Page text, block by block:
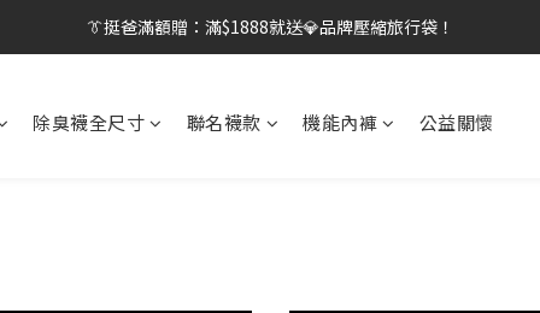
👔挺爸行動：全館襪款【最低$149起】✨立即下單！
👔挺爸滿額贈：滿$1888就送💎品牌壓縮旅行袋！
👔挺爸行動：全館襪款【最低$149起】✨立即下單！
除臭襪全尺寸 聯名襪款 機能內褲 公益關懷